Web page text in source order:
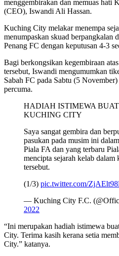
menggembirakan dan memuas hati
(CEO), Iswandi Ali Hassan.
Kuching City melakar menempa
menumpaskan skuad berpangkalan
Penang FC dengan keputusan 4-3
Bagi berkongsikan kegembiraan
tersebut, Iswandi mengumumkan
Sabah FC pada Sabtu (5
percuma.
HADIAH ISTIMEWA
KUCHING CITY
Saya sangat gembira dan
pasukan pada musim ini
Piala FA dan yang terbaru
mencipta sejarah kelab dalam
tersebut.
(1/3) pic.twitter.com/
— Kuching City F.C.
2022
“Ini merupakan hadiah istimewa
City. Terima kasih kerana setia
City.” katanya.